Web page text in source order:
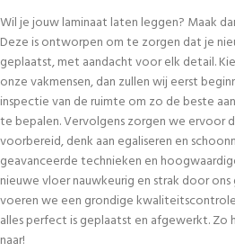
Wil je jouw laminaat laten leggen? Maak
Deze is ontworpen om te zorgen dat je
geplaatst, met aandacht voor elk detail.
onze vakmensen, dan zullen wij eerst
inspectie van de ruimte om zo de beste
te bepalen. Vervolgens zorgen we ervoor
voorbereid, denk aan egaliseren en
geavanceerde technieken en
nieuwe vloer nauwkeurig en strak door
voeren we een grondige
alles perfect is geplaatst en afgewerkt. Zo
naar!